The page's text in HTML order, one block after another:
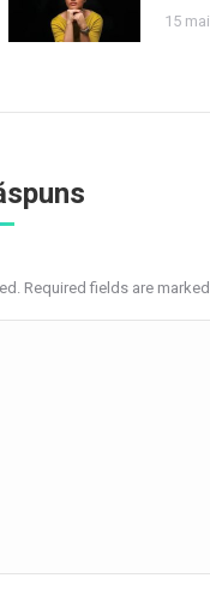
15
Required fields are marked